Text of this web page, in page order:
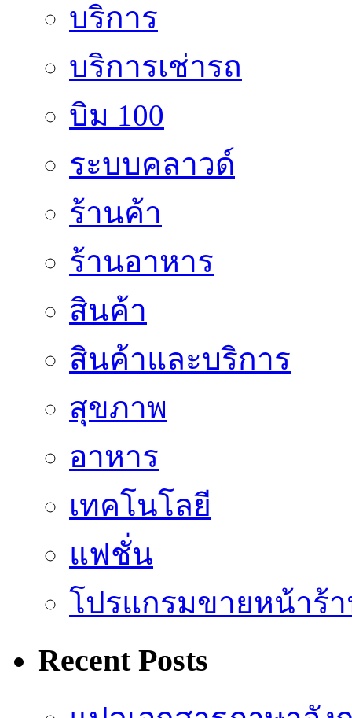
บริการ
บริการเช่ารถ
บิม 100
ระบบคลาวด์
ร้านค้า
ร้านอาหาร
สินค้า
สินค้าและบริการ
สุขภาพ
อาหาร
เทคโนโลยี
แฟชั่น
โปรแกรมขายหน้าร้
Recent Posts